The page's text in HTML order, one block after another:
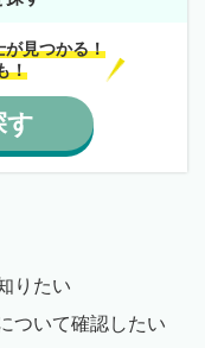
が見つかる！
！
す
りたい
ついて確認したい